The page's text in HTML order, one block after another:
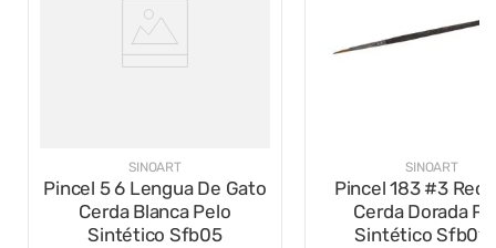
SINOART
Pincel 5 6 Lengua De Gato
Cerda Blanca Pelo
Sintético Sfb05
SINOART
Pincel 183 #3
Cerda Dorada
Sintético